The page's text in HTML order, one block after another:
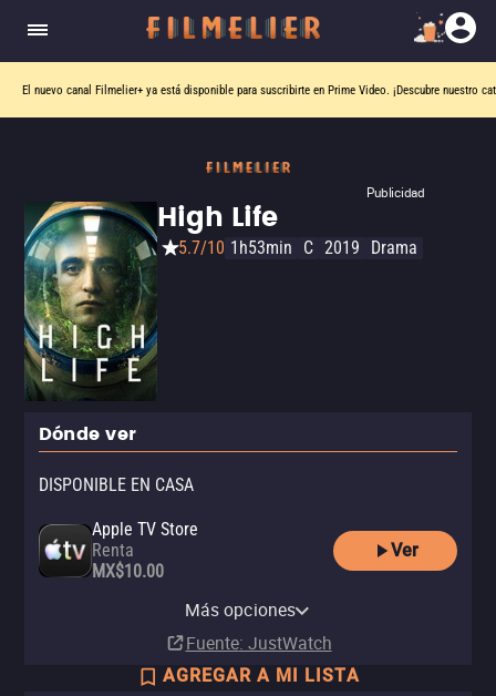
El nuevo canal Filmelier+ ya está disponible para suscribirte en Prime Video. ¡Descubre nuestro
Publicidad
High Life
5.7/10 1h53min C 2019 Drama
Dónde ver
DISPONIBLE EN CASA
Apple TV Store
Renta
MX$10.00
Ver
Más opciones
Fuente: JustWatch
AGREGAR A MI LISTA